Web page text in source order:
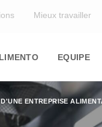
Mieux travailler
EQUIPE
ENTREPRISE